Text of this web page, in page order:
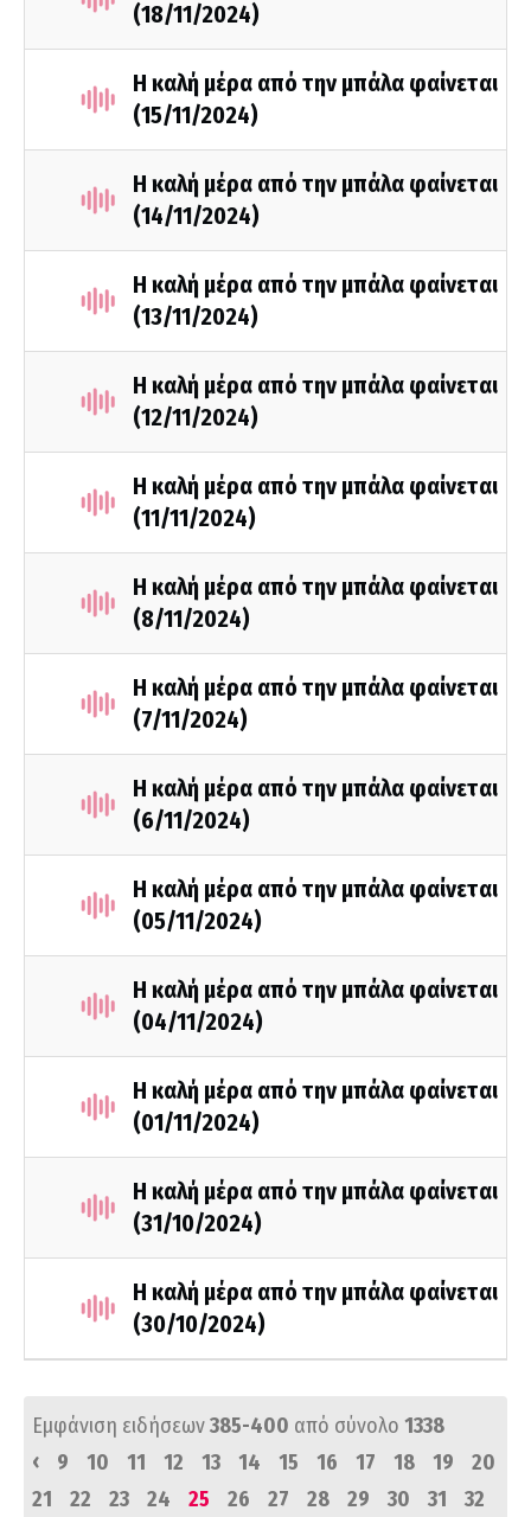
(18/11/2024)
Η καλή μέρα από την μπάλα φαίνεται
(15/11/2024)
Η καλή μέρα από την μπάλα φαίνεται
(14/11/2024)
Η καλή μέρα από την μπάλα φαίνεται
(13/11/2024)
Η καλή μέρα από την μπάλα φαίνεται
(12/11/2024)
Η καλή μέρα από την μπάλα φαίνεται
(11/11/2024)
Η καλή μέρα από την μπάλα φαίνεται
(8/11/2024)
Η καλή μέρα από την μπάλα φαίνεται
(7/11/2024)
Η καλή μέρα από την μπάλα φαίνεται
(6/11/2024)
Η καλή μέρα από την μπάλα φαίνεται
(05/11/2024)
Η καλή μέρα από την μπάλα φαίνεται
(04/11/2024)
Η καλή μέρα από την μπάλα φαίνεται
(01/11/2024)
Η καλή μέρα από την μπάλα φαίνεται
(31/10/2024)
Η καλή μέρα από την μπάλα φαίνεται
(30/10/2024)
Εμφάνιση ειδήσεων385-400 από σύνολο 1338
‹
9 10 11 12 13 14 15 16 17 18 19
20
21
22 23 24 25 26 27 28 29 30 31
32